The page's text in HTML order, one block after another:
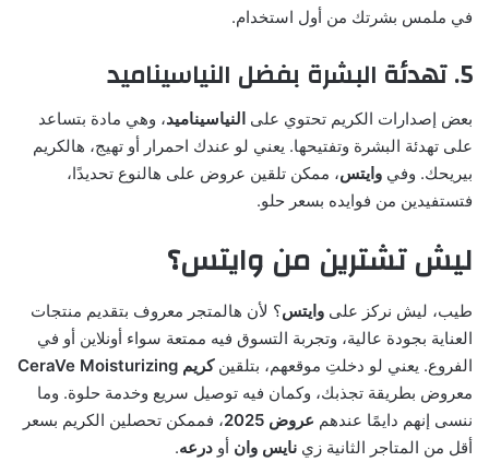
في ملمس بشرتك من أول استخدام.
5. تهدئة البشرة بفضل النياسيناميد
بعض إصدارات الكريم تحتوي على النياسيناميد، وهي مادة بتساعد
على تهدئة البشرة وتفتيحها. يعني لو عندك احمرار أو تهيج، هالكريم
بيريحك. وفي وايتس، ممكن تلقين عروض على هالنوع تحديدًا،
فتستفيدين من فوايده بسعر حلو.
ليش تشترين من وايتس؟
طيب، ليش نركز على وايتس؟ لأن هالمتجر معروف بتقديم منتجات
العناية بجودة عالية، وتجربة التسوق فيه ممتعة سواء أونلاين أو في
الفروع. يعني لو دخلتِ موقعهم، بتلقينكريم CeraVe Moisturizing
معروض بطريقة تجذبك، وكمان فيه توصيل سريع وخدمة حلوة. وما
ننسى إنهم دايمًا عندهم عروض 2025
، فممكن تحصلين الكريم بسعر
أقل من المتاجر الثانية زي نايس وان أو درعه.